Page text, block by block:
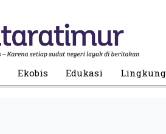
Ekobis Edukasi